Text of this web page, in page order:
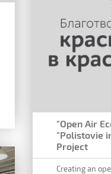
"Open Air
"Polistovie
Project
Creating an